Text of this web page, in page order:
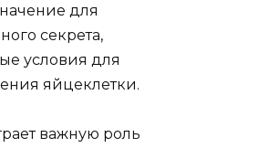
для
секрета,
условия для
яйцеклетки.
важную роль